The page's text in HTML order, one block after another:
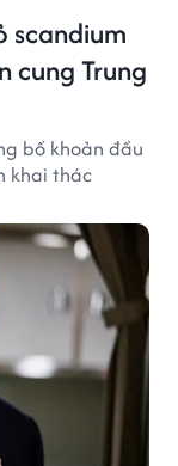
scandium
cung Trung
bố khoản đầu
khai thác